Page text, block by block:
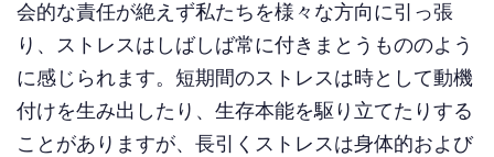
会的な責任が絶えず私たちを様々な方向に引っ張
り、ストレスはしばしば常に付きまとうもののよう
に感じられます。短期間のストレスは時として動機
付けを生み出したり、生存本能を駆り立てたりする
ことがありますが、長引くストレスは身体的および